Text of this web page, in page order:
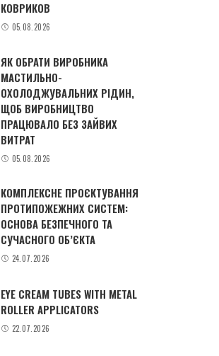
КОВРИКОВ
05.08.2026
ЯК ОБРАТИ ВИРОБНИКА
МАСТИЛЬНО-
ОХОЛОДЖУВАЛЬНИХ РІДИН,
ЩОБ ВИРОБНИЦТВО
ПРАЦЮВАЛО БЕЗ ЗАЙВИХ
ВИТРАТ
05.08.2026
КОМПЛЕКСНЕ ПРОЄКТУВАННЯ
ПРОТИПОЖЕЖНИХ СИСТЕМ:
ОСНОВА БЕЗПЕЧНОГО ТА
СУЧАСНОГО ОБ’ЄКТА
24.07.2026
EYE CREAM TUBES WITH METAL
ROLLER APPLICATORS
22.07.2026